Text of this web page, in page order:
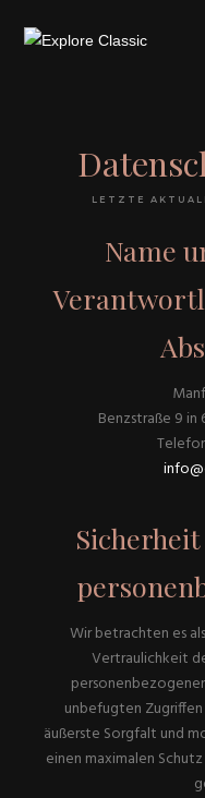
LETZTE
Name
Benzstraße 9 in
Wir betrachten es
Vertraulichkeit
unbefugten
äußerste Sorgfalt und
einen maximalen